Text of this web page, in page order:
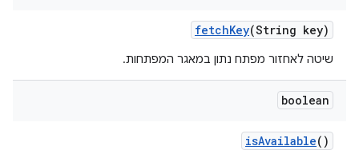
fetchKey(String key)
שיטה לאחזור מפתח נתון במאגר המפתחות.
boolean
isAvailable()